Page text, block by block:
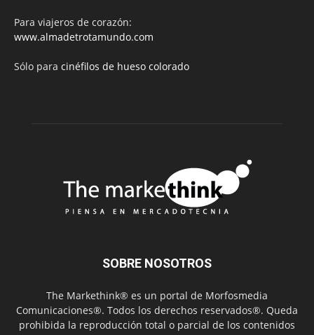
Para viajeros de corazón:
www.almadetrotamundo.com
Sólo para cinéfilos de hueso colorado
SOBRE NOSOTROS
The Markethink® es un portal de Morfosmedia
Comunicaciones®. Todos los derechos reservados®. Queda
prohibida la reproducción total o parcial de los contenidos